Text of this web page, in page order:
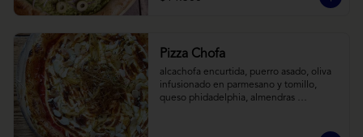
Pizza Chofa
alcachofa encurtida, puerro asado, oliva
infusionado en parmesano y tomillo,
queso phidadelphia, almendras